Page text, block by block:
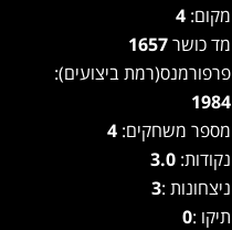
מקום:
מד כושר
פרפורמנס(רמת ביצועים):
1984
מספר משחקים:
נקודות: 3.0
ניצחונות :3
תיקו :0